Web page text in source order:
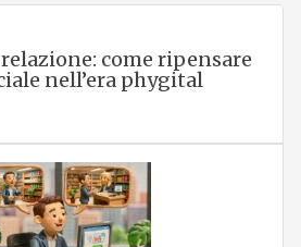
come ripensare
nell’era phygital